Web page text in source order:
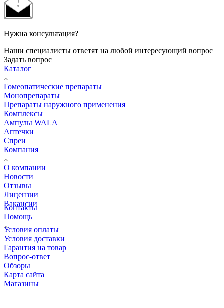
Нужна консультация?
Наши специалисты ответят на любой интересующий вопрос
Задать вопрос
Каталог
Гомеопатические препараты
Монопрепараты
Препараты наружного применения
Комплексы
Ампулы WALA
Аптечки
Спреи
Компания
О компании
Новости
Отзывы
Лицензии
Вакансии
Контакты
Помощь
Условия оплаты
Условия доставки
Гарантия на товар
Вопрос-ответ
Обзоры
Карта сайта
Магазины